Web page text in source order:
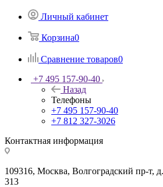
Личный кабинет
Корзина0
Сравнение товаров0
+7 495 157-90-40
Назад
Телефоны
+7 495 157-90-40
+7 812 327-3026
Контактная информация
109316, Москва, Волгоградский пр-т,
313